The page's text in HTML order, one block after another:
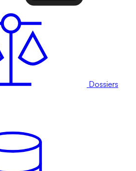
Dossiers